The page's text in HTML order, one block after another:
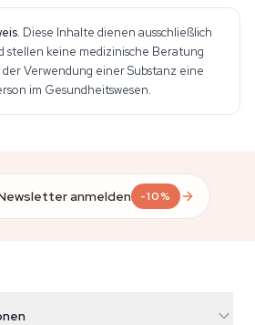
Diese Inhalte dienen ausschließlich
stellen keine medizinische Beratung
Verwendung einer Substanz eine
im Gesundheitswesen.
anmelden -10%